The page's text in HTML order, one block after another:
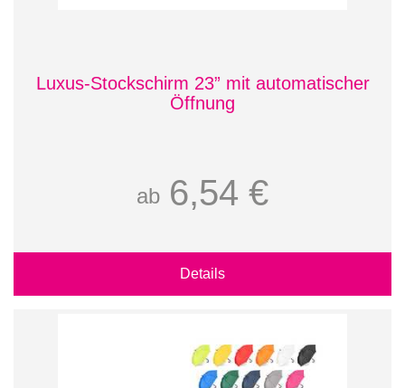
Luxus-Stockschirm 23” mit automatischer
Öffnung
ab 6,54 €
Details